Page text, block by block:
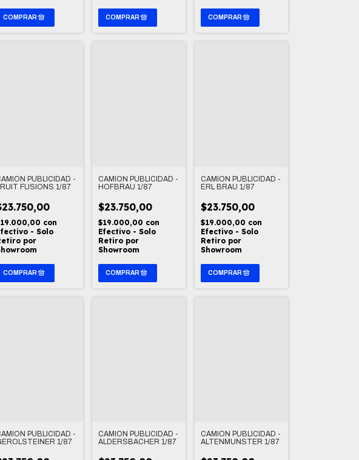
PUBLICIDAD -
FUSIONS 1/87
con
- Solo
por
CAMION PUBLICIDAD -
HOFBRAU 1/87
$23.750,00
$19.000,00 con
Efectivo - Solo
Retiro por
Showroom
CAMION PUBLICIDAD -
ERL BRAU 1/87
$23.750,00
$19.000,00 con
Efectivo - Solo
Retiro por
Showroom
PUBLICIDAD -
1/87
CAMION PUBLICIDAD -
ALDERSBACHER 1/87
CAMION PUBLICIDAD -
ALTENMUNSTER 1/87